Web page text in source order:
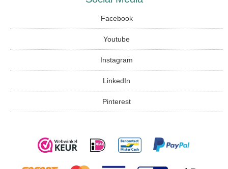
Facebook
Youtube
Instagram
LinkedIn
Pinterest